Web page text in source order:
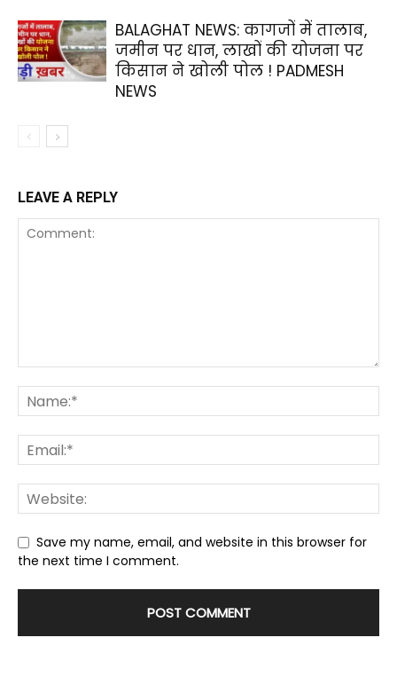
BALAGHAT NEWS: कागजों में तालाब,
जमीन पर धान, लाखों की योजना पर
किसान ने खोली पोल ! PADMESH
NEWS
LEAVE A REPLY
Save my name, email, and website in this browser for
the next time I comment.